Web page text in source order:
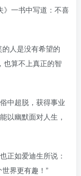
》一书中写道：不喜
人是没有希望的
也算不上真正的智
中超脱，获得事业
以幽默面对人生，
正如爱迪生所说：
界更有趣！”